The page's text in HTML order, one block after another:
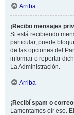
Arriba
¡Recibo mensajes
Si está recibiendo
particular, puede
de las opciones del
informar o reportar
La Administración.
Arriba
¡Recibí spam o
Lamentamos oír eso.